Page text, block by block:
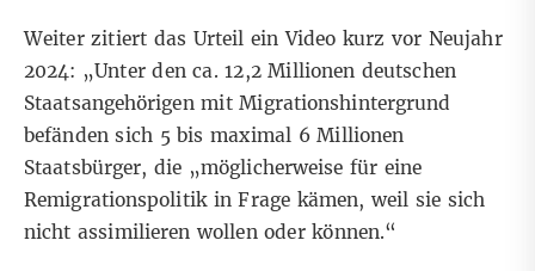
Weiter zitiert das Urteil ein Video kurz vor Neujahr
2024: „Unter den ca. 12,2 Millionen deutschen
Staatsangehörigen mit Migrationshintergrund
befänden sich 5 bis maximal 6 Millionen
Staatsbürger, die „möglicherweise für eine
Remigrationspolitik in Frage kämen, weil sie sich
nicht assimilieren wollen oder können.“